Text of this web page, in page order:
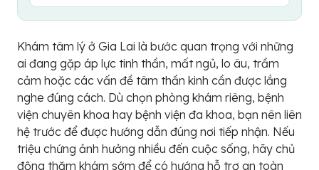
Khám tâm lý ở Gia Lai là bước quan trọng với những
ai đang gặp áp lực tinh thần, mất ngủ, lo âu, trầm
cảm hoặc các vấn đề tâm thần kinh cần được lắng
nghe đúng cách. Dù chọn phòng khám riêng, bệnh
viện chuyên khoa hay bệnh viện đa khoa, bạn nên liên
hệ trước để được hướng dẫn đúng nơi tiếp nhận. Nếu
triệu chứng ảnh hưởng nhiều đến cuộc sống, hãy chủ
động thăm khám sớm để có hướng hỗ trợ an toàn